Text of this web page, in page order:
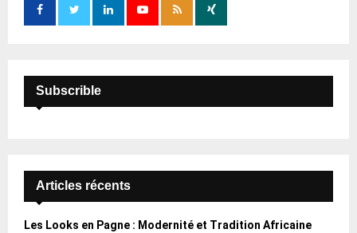
:
H
Subscrible
Articles récents
Les Looks en Pagne : Modernité et Tradition Africaine